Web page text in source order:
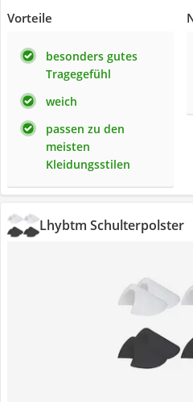
Vorteile
besonders gutes
Tragegefühl
weich
passen zu den
meisten
Kleidungsstilen
Lhybtm Schulterpolster